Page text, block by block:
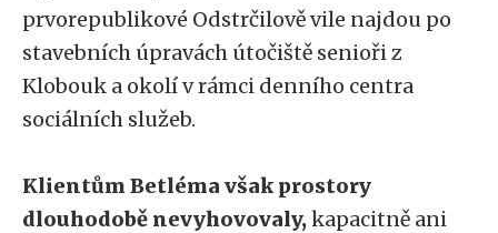
prvorepublikové Odstrčilově vile najdou po
stavebních úpravách útočiště senioři z
Klobouk a okolí v rámci denního centra
sociálních služeb.
Klientům Betléma však prostory
dlouhodobě nevyhovovaly,kapacitně ani